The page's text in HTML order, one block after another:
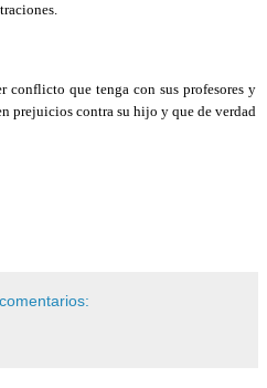
conflicto que tenga con sus profesores y
prejuicios contra su hijo y que de verdad